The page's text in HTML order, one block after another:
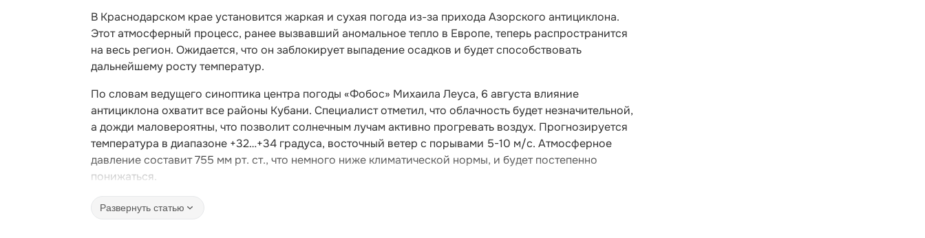
В Краснодарском крае установится жаркая и сухая погода из-за прихода Азорского антициклона.
Этот атмосферный процесс, ранее вызвавший аномальное тепло в Европе, теперь распространится
на весь регион. Ожидается, что он заблокирует выпадение осадков и будет способствовать
дальнейшему росту температур.
По словам ведущего синоптика центра погоды «Фобос» Михаила Леуса, 6 августа влияние
антициклона охватит все районы Кубани. Специалист отметил, что облачность будет незначительной,
а дожди маловероятны, что позволит солнечным лучам активно прогревать воздух. Прогнозируется
температура в диапазоне +32…+34 градуса, восточный ветер с порывами 5-10 м/с. Атмосферное
давление составит 755 мм рт. ст., что немного ниже климатической нормы, и будет постепенно
понижаться.
Развернуть статью